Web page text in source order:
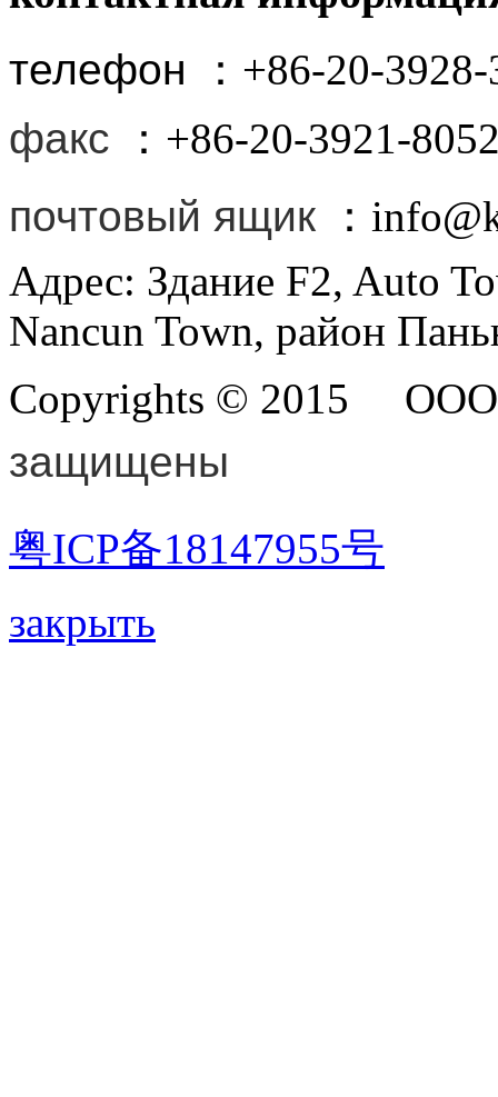
телефон
：+86-20-
факс
：+86-20-3921-
почтовый ящик
：
Адрес: Здание F2, Auto
Nancun Town, район
Copyrights © 2015
защищены
粤ICP备18147955号
закрыть